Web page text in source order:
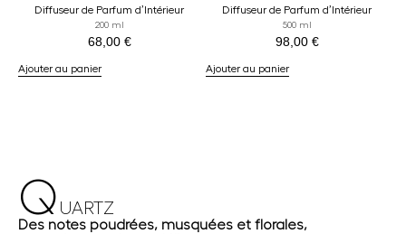
Diffuseur de Parfum d’Intérieur
200 ml
68,00 €
Ajouter au panier
Diffuseur de Parfum d’Intérieur
500 ml
98,00 €
Ajouter au panier
Q UARTZ
Des notes poudrées, musquées et florales,